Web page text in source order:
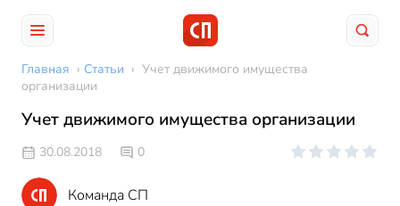
Главная › Статьи › Учет движимого имущества
организации
Учет движимого имущества организации
30.08.2018 0
Команда СП